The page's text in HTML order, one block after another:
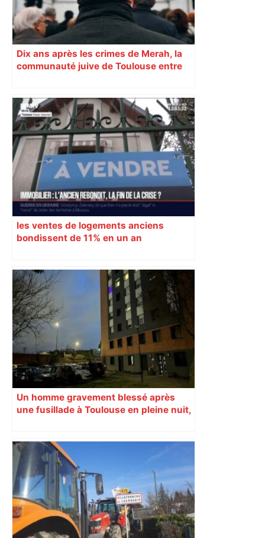
Dix ans après les crimes de Merah, la
communauté juive de Toulouse entre
les ventes de logements anciens
bondissent de 11% en un an
Un homme gravement blessé après
une fusillade à Toulouse en pleine nuit,